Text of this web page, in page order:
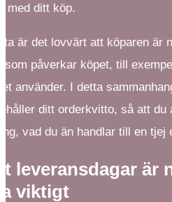
med ditt köp.
är det lovvärt att köparen är
som påverkar köpet, till
använder. I detta
ditt orderkvitto, så att du
vad du än handlar till en tjej
leveransdagar är
viktigt